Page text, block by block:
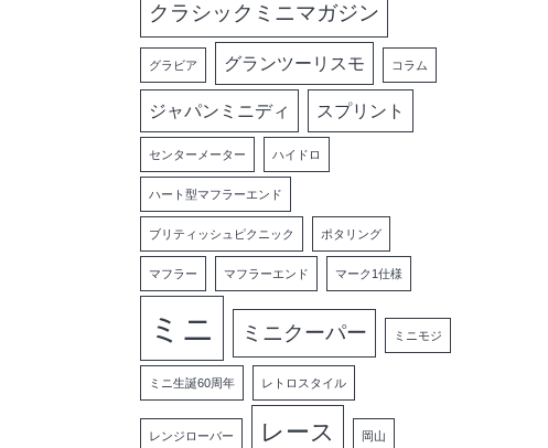
クラシックミニマガジン
グラビア グランツーリスモ コラム
ジャパンミニディ スプリント
センターメーター ハイドロ
ハート型マフラーエンド
ブリティッシュピクニック ポタリング
マフラー マフラーエンド マーク1仕様
ミニ ミニクーパー ミニモジ
ミニ生誕60周年 レトロスタイル
レンジローバー レース 岡山